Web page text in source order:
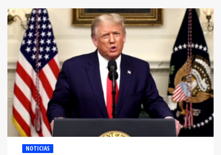
NOTICIAS